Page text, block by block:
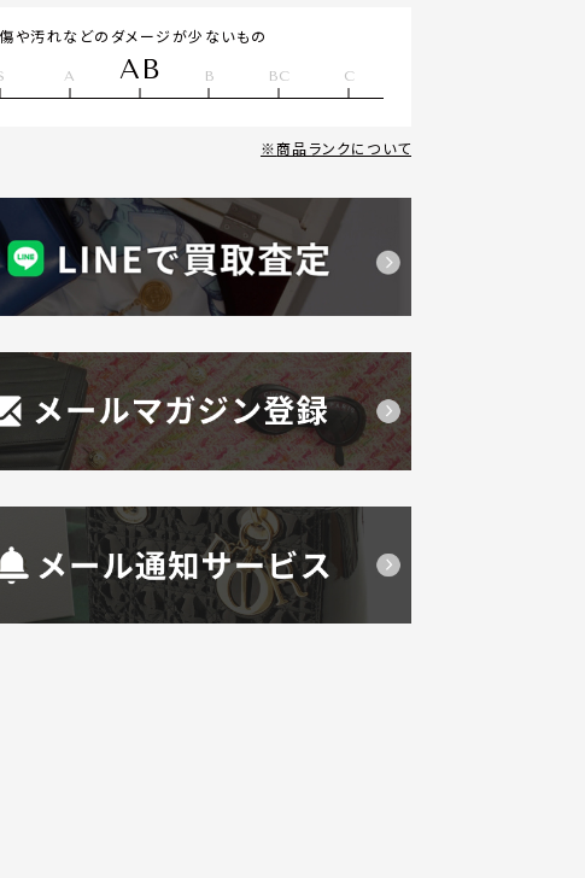
や汚れなどのダメージが少ないもの
A AB B BC C
商品ランクについて